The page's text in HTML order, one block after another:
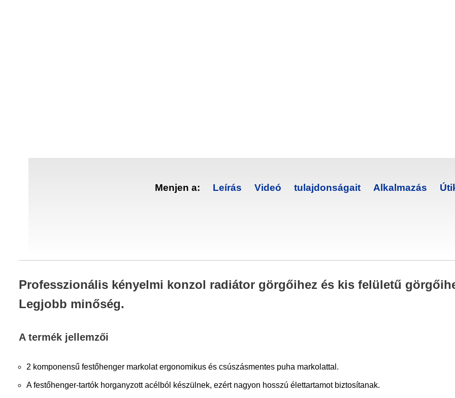
Menjen a: Leírás Videó tulajdonságait Alkalmazás
Professzionális kényelmi konzol radiátor görgőihez és kis felületű
Legjobb minőség.
A termék jellemzői
2 komponensű festőhenger markolat ergonomikus és csúszásmentes puha markolattal.
A festőhenger-tartók horganyzott acélból készülnek, ezért nagyon hosszú élettartamot biztosítanak.